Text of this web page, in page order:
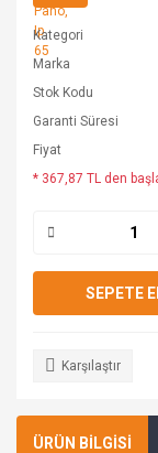
Kategori
Marka
Stok Kodu
Garanti Süresi
Fiyat
* 367,87 TL den
SEPETE
Karşılaştır
ÜRÜN BİLGİSİ